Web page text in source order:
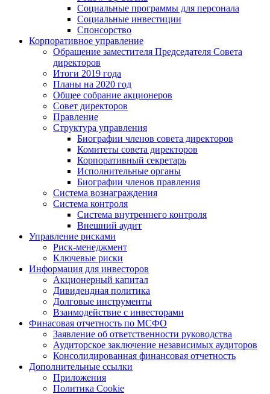
Социальные программы для персонала
Социальные инвестиции
Спонсорство
Корпоративное управление
Обращение заместителя Председателя Совета
директоров
Итоги 2019 года
Планы на 2020 год
Общее собрание акционеров
Совет директоров
Правление
Структура управления
Биографии членов совета директоров
Комитеты совета директоров
Корпоративный секретарь
Исполнительные органы
Биографии членов правления
Система вознаграждения
Система контроля
Система внутреннего контроля
Внешний аудит
Управление рисками
Риск-менеджмент
Ключевые риски
Информация для инвесторов
Акционерный капитал
Дивидендная политика
Долговые инструменты
Взаимодействие с инвеcторами
Финасовая отчетность по МСФО
Заявление об ответственности руководства
Аудиторское заключение независимых аудиторов
Консолидированная финансовая отчетность
Дополнительные ссылки
Приложения
Политика Cookie